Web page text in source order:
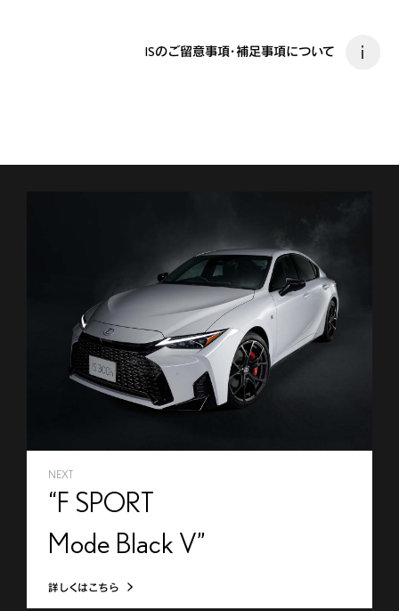
ISのご留意事項・補足事項について i
NEXT
“F SPORT
Mode Black V”
詳しくはこちら